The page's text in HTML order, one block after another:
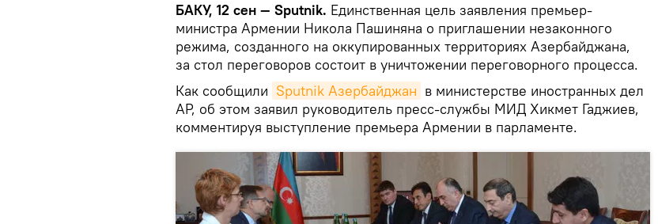
БАКУ, 12 сен — Sputnik. Единственная цель заявления премьер-
министра Армении Никола Пашиняна о приглашении незаконного
режима, созданного на оккупированных территориях Азербайджана,
за стол переговоров состоит в уничтожении переговорного процесса.
Как сообщили Sputnik Азербайджан в министерстве иностранных дел
АР, об этом заявил руководитель пресс-службы МИД Хикмет Гаджиев,
комментируя выступление премьера Армении в парламенте.